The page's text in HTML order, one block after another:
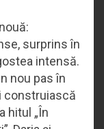
surprins în
intensă.
nou pas în
construiască
hitul „În